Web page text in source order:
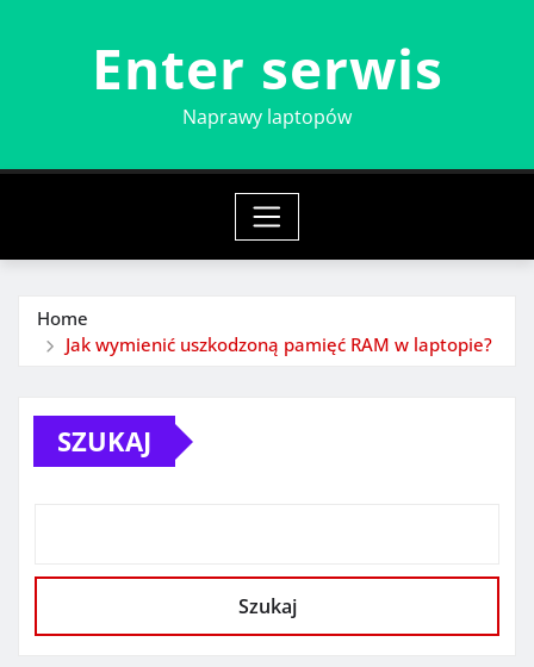
Enter serwis
Naprawy laptopów
Home
Jak wymienić uszkodzoną pamięć RAM w laptopie?
SZUKAJ
Szukaj